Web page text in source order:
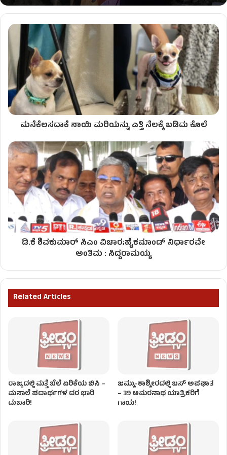
ಮನೆಕೆಲಸದಾಕೆ ನಾಯಿ ಮರಿಯನ್ನು ಎತ್ತಿ ನೆಲಕ್ಕೆ ಬಡಿದು ಕೊಲೆ
ಡಿ.ಕೆ ಶಿವಕುಮಾರ್​​ ಸಿಎಂ ವಿಚಾರ;ಹೈಕಮಾಂಡ್ ನಿರ್ಧಾರವೇ
ಅಂತಿಮ : ಸಿದ್ದರಾಮಯ್ಯ
Related Articles
ರಾಜ್ಯದಲ್ಲಿ ಮತ್ತೆ ಬೆಲೆ ಏರಿಕೆಯ ಬಿಸಿ –
ಮಸಾಲೆ ಪದಾರ್ಥಗಳ ದರ ಭಾರಿ
ದುಬಾರಿ!
ಜಮ್ಮು-ಕಾಶ್ಮೀರದಲ್ಲಿ ಬಸ್ ಅಪಘಾತ
– 39 ಅಮರನಾಥ ಯಾತ್ರಿಕರಿಗೆ
ಗಾಯ!